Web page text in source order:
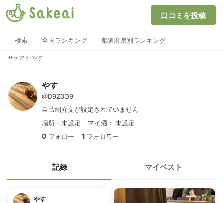
口コミを投稿
検索 全国ランキング 都道府県別ランキング
サケアイ ›やす
やす
@D9Z0Q9
自己紹介文が設定されていません
場所：未設定
マイ酒： 未設定
0 フォロー 1 フォロワー
記録 マイベスト
やす